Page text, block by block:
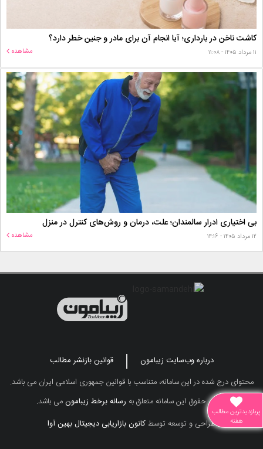
کاشت ناخن در بارداری؛ آیا انجام آن برای مادر و جنین خطر دارد؟
۱۱ مرداد ۱۴۰۵ - ۱۱:۰۸ مشاهده
بی اختیاری ادرار سالمندان؛ علت، درمان و روش‌های کنترل در منزل
۱۲ مرداد ۱۴۰۵ - ۱۴:۱۶ مشاهده
درباره وب‌سایت زیبامون
قوانین بازنشر مطالب
محتوای درج شده در این سامانه، متناسب با قوانین جمهوری اسلامی ایران می باشد.
تمامی حقوق این سامانه متعلق به رسانه برخط زیبامونمی باشد.
طراحی و توسعه توسطکانون بازاریابی دیجیتال بهین آوا
پربازدیدترین مطالب
هفته